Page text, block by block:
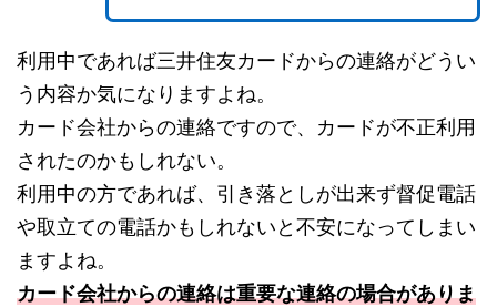
利用中であれば三井住友カードからの連絡がどうい
う内容か気になりますよね。
カード会社からの連絡ですので、カードが不正利用
されたのかもしれない。
利用中の方であれば、引き落としが出来ず督促電話
や取立ての電話かもしれないと不安になってしまい
ますよね。
カード会社からの連絡は重要な連絡の場合がありま